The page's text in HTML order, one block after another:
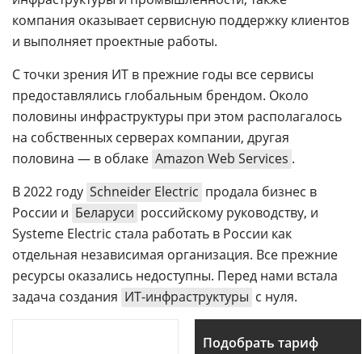
компания оказывает сервисную поддержку клиентов
и выполняет проектные работы.
С точки зрения ИТ в прежние годы все сервисы
предоставлялись глобальным брендом. Около
половины инфраструктуры при этом располагалось
на собственных серверах компании, другая
половина — в облаке Amazon Web Services .
В 2022 году Schneider Electric продала бизнес в
России и Беларуси российскому руководству, и
Systeme Electric стала работать в России как
отдельная независимая организация. Все прежние
ресурсы оказались недоступны. Перед нами встала
задача создания ИТ-инфраструктуры с нуля.
Подобрать тариф